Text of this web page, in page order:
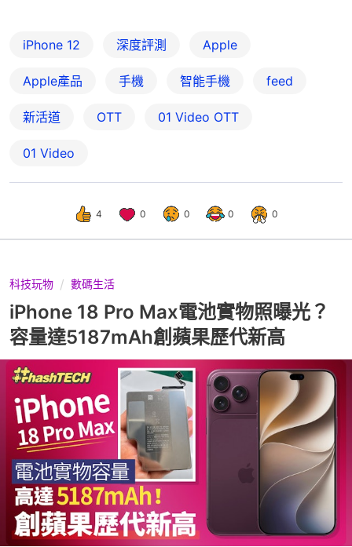
iPhone 12 深度評測 Apple
Apple產品 手機 智能手機 feed
新活道 OTT 01‌ ‌Video‌ ‌OTT
01 Video
4 0 0 0 0
科技玩物 數碼生活
iPhone 18 Pro Max電池實物照曝光？
容量達5187mAh創蘋果歷代新高